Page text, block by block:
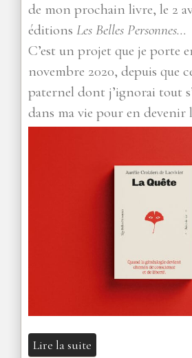
de mon prochain livre, le 2
éditions Les Belles Personnes…
C’est un projet que je porte
novembre 2020, depuis que
paternel dont j’ignorai tout
dans ma vie pour en devenir
Lire la suite